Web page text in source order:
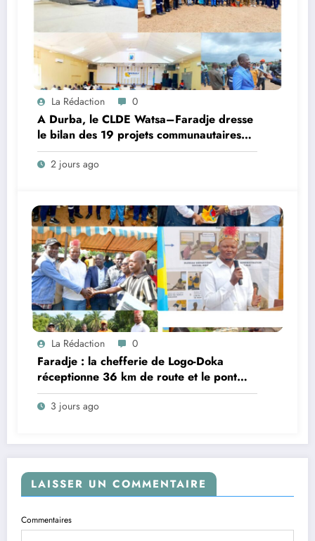
La Rédaction 0
A Durba, le CLDE Watsa–Faradje dresse
le bilan des 19 projets communautaires
de cahier de charge signé avec KGM S.A
et prépare le deuxième quinquennat
2 jours ago
La Rédaction 0
Faradje : la chefferie de Logo-Doka
réceptionne 36 km de route et le pont
Do, réalisés dans le cadre du cahier des
charges avec Kibali Gold Mine
3 jours ago
LAISSER UN COMMENTAIRE
Commentaires